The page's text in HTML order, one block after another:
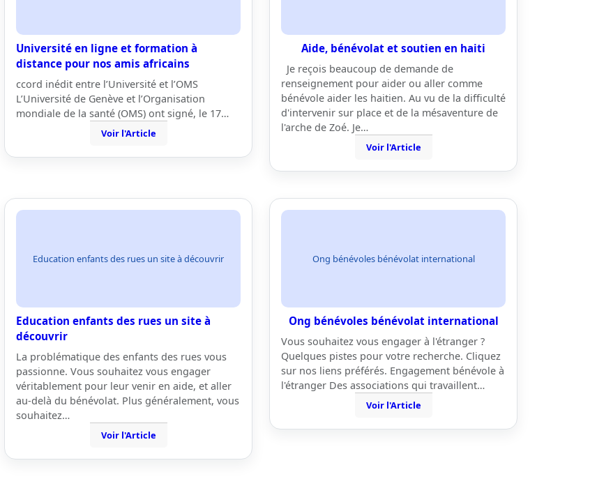
Université en ligne et formation à
distance pour nos amis africains
ccord inédit entre l’Université et l’OMS
L’Université de Genève et l’Organisation
mondiale de la santé (OMS) ont signé, le 17…
Voir l'Article
Aide, bénévolat et soutien en haiti
Je reçois beaucoup de demande de
renseignement pour aider ou aller comme
bénévole aider les haitien. Au vu de la difficulté
d'intervenir sur place et de la mésaventure de
l'arche de Zoé. Je…
Voir l'Article
Education enfants des rues un site à découvrir
Education enfants des rues un site à
découvrir
La problématique des enfants des rues vous
passionne. Vous souhaitez vous engager
véritablement pour leur venir en aide, et aller
au-delà du bénévolat. Plus généralement, vous
souhaitez…
Voir l'Article
Ong bénévoles bénévolat international
Ong bénévoles bénévolat international
Vous souhaitez vous engager à l'étranger ?
Quelques pistes pour votre recherche. Cliquez
sur nos liens préférés. Engagement bénévole à
l'étranger Des associations qui travaillent…
Voir l'Article